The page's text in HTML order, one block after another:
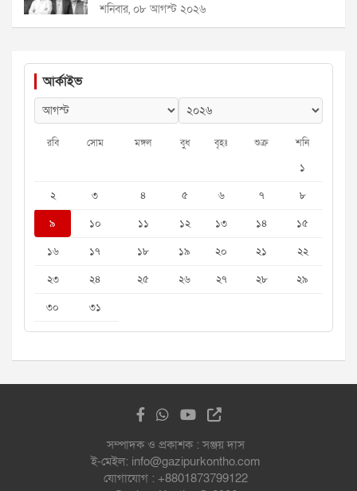
শনিবার, ০৮ আগস্ট ২০২৬
আর্কাইভ
রবি সোম মঙ্গল বুধ বৃহঃ শুক্র শনি
১
২
৩ ৪ ৫ ৬ ৭
৮
৯
১০ ১১ ১২ ১৩ ১৪
১৫
১৬
১৭ ১৮ ১৯ ২০ ২১
২২
২৩
২৪ ২৫ ২৬ ২৭ ২৮
২৯
৩০
৩১
সম্পাদক ও প্রকাশক : সঞ্জয় দাস
ই-মেইল: info@gazipurkontho.com
যোগাযোগ : +8801873799122